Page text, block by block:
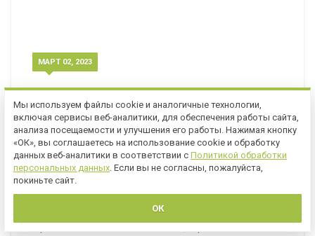
МАРТ 02, 2023
Проблемы устройства
рулонных газонов на бедных
почвах
Как красиво и празднично смотрится зеленый газон
на приусадебном участке. Как приятно по нему
Мы используем файлы cookie и аналогичные технологии,
включая сервисы веб-аналитики, для обеспечения работы сайта,
анализа посещаемости и улучшения его работы. Нажимая кнопку
«ОК», вы соглашаетесь на использование cookie и обработку
данных веб-аналитики в соответствии с Политикой обработки
персональных данных. Если вы не согласны, пожалуйста,
покиньте сайт.
ОК